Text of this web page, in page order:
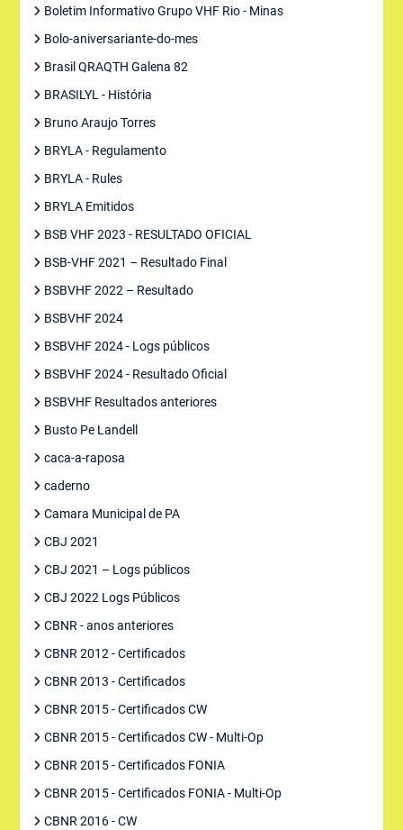
Boletim Informativo Grupo VHF Rio - Minas
Bolo-aniversariante-do-mes
Brasil QRAQTH Galena 82
BRASILYL - História
Bruno Araujo Torres
BRYLA - Regulamento
BRYLA - Rules
BRYLA Emitidos
BSB VHF 2023 - RESULTADO OFICIAL
BSB-VHF 2021 – Resultado Final
BSBVHF 2022 – Resultado
BSBVHF 2024
BSBVHF 2024 - Logs públicos
BSBVHF 2024 - Resultado Oficial
BSBVHF Resultados anteriores
Busto Pe Landell
caca-a-raposa
caderno
Camara Municipal de PA
CBJ 2021
CBJ 2021 – Logs públicos
CBJ 2022 Logs Públicos
CBNR - anos anteriores
CBNR 2012 - Certificados
CBNR 2013 - Certificados
CBNR 2015 - Certificados CW
CBNR 2015 - Certificados CW - Multi-Op
CBNR 2015 - Certificados FONIA
CBNR 2015 - Certificados FONIA - Multi-Op
CBNR 2016 - CW